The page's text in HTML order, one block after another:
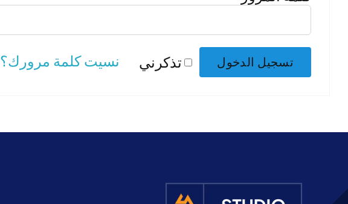
تذكرني تسجيل الدخول نسيت كلمة مرورك؟